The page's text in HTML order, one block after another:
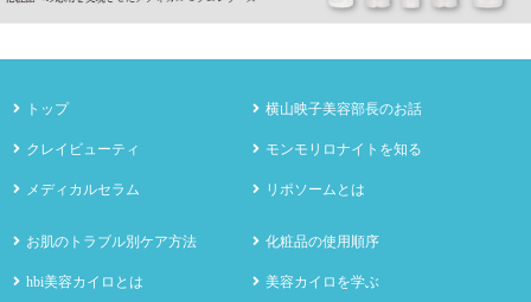
トップ 横山映子美容部長のお話
クレイビューティ モンモリロナイトを知る
メディカルセラム リポソームとは
お肌のトラブル別ケア方法 化粧品の使用順序
hbi美容カイロとは 美容カイロを学ぶ